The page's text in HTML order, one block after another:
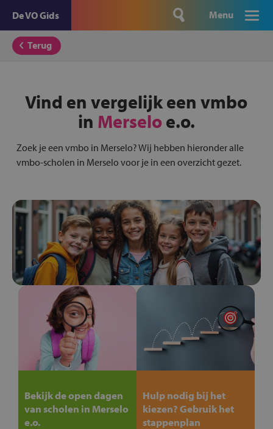
De VO Gids Menu
Terug
Vind en vergelijk een vmbo
in Merseloe.o.
Zoek je een vmbo in Merselo? Wij hebben hieronder alle
vmbo-scholen in Merselo voor je in een overzicht gezet.
Bekijk de open dagen
van scholen in Merselo
e.o.
Hulp nodig bij het
kiezen? Gebruik het
stappenplan